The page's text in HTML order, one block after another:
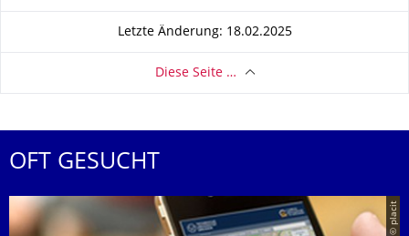
Letzte Änderung: 18.02.2025
Diese Seite …
OFT GESUCHT
© placit